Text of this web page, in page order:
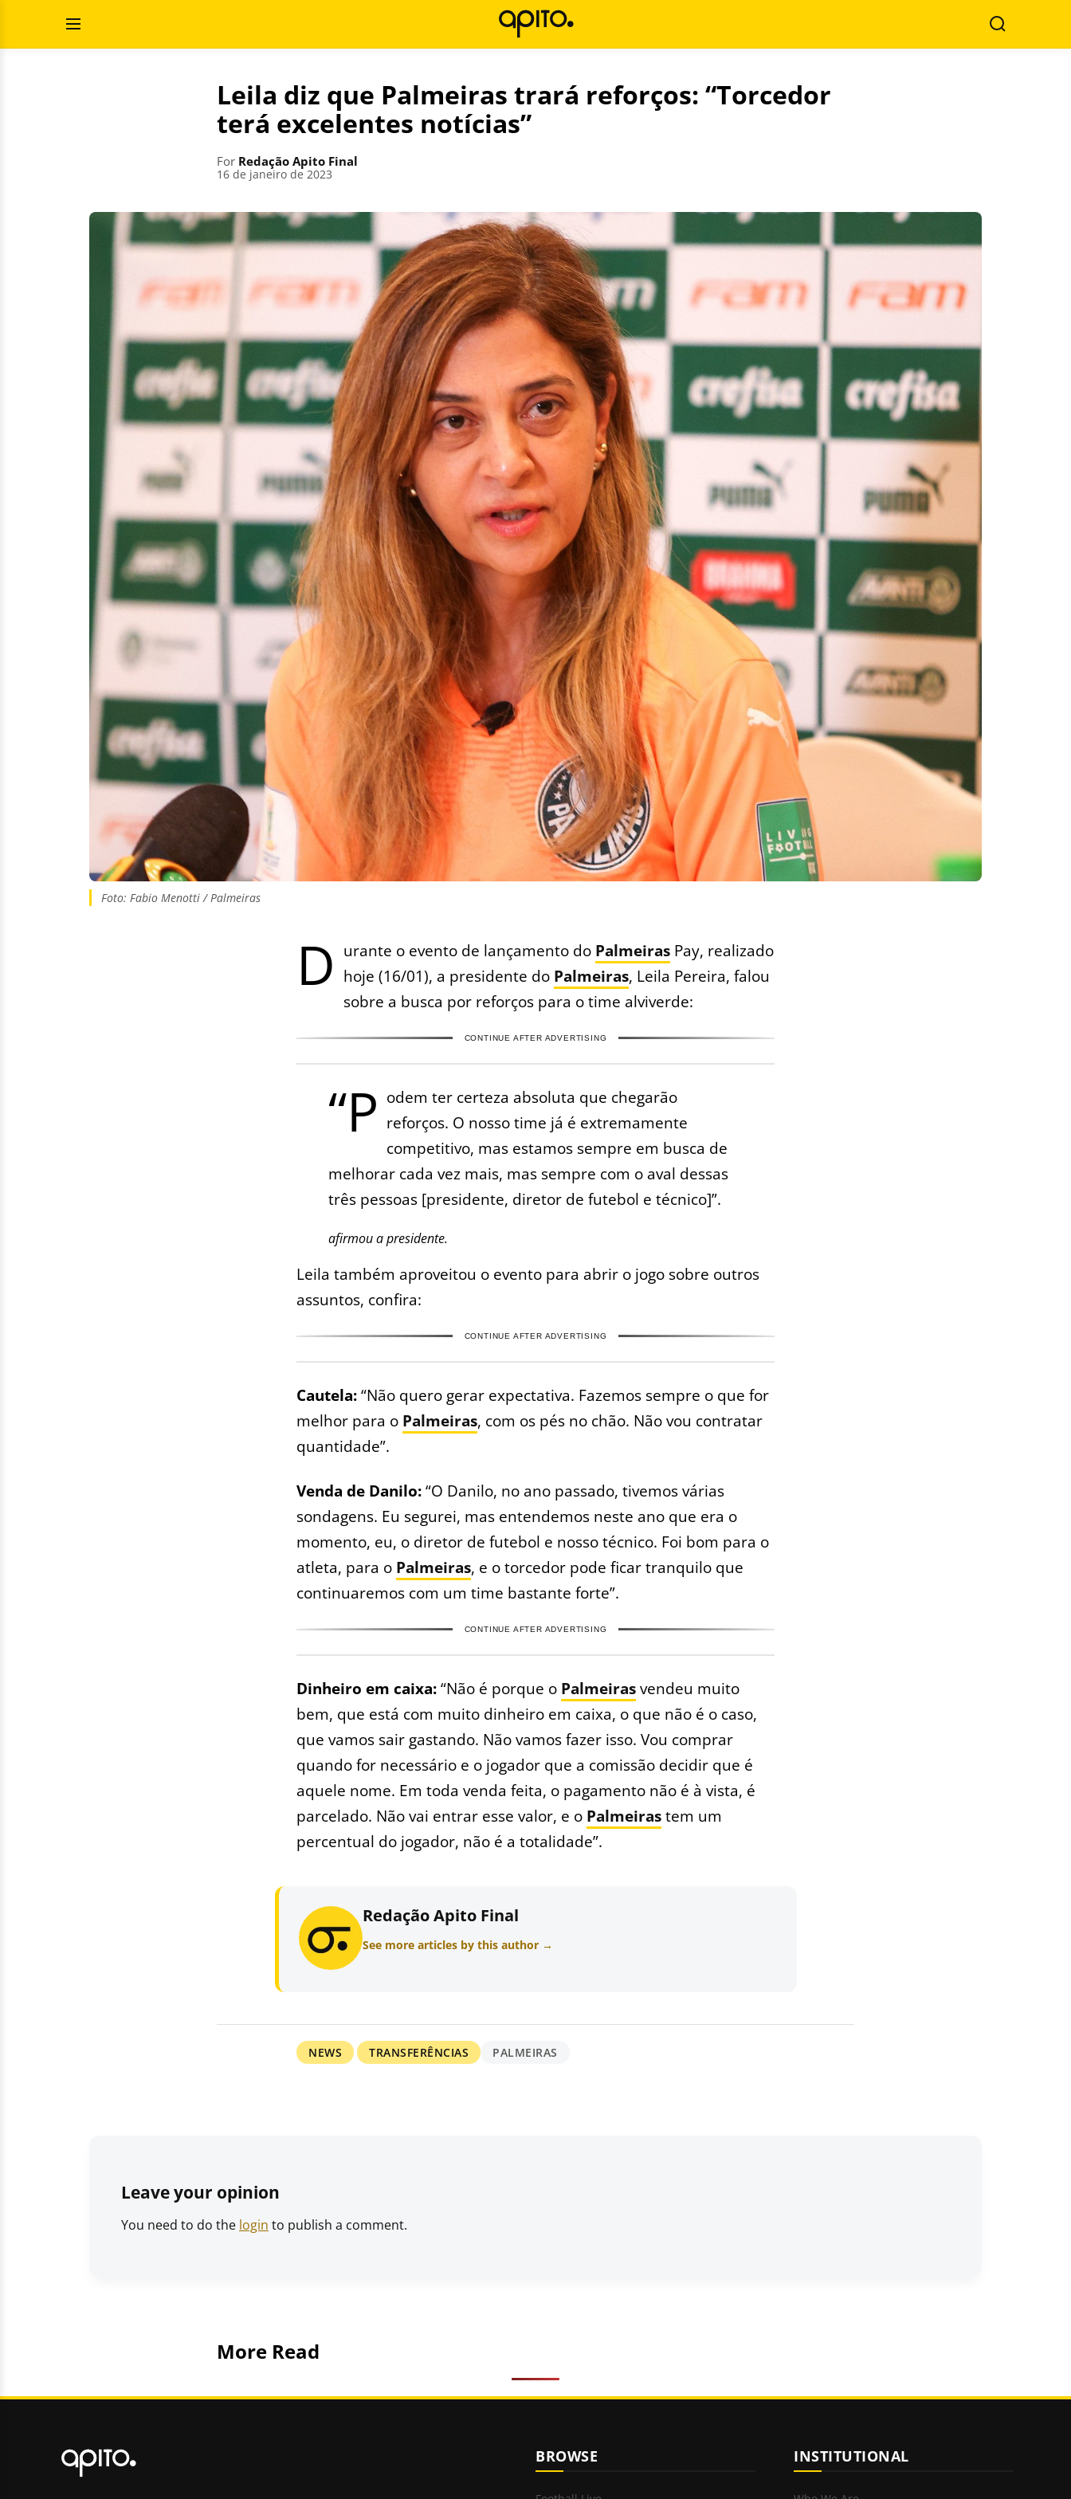
Open
Menu
Search
Leila diz que Palmeiras trará reforços: “Torcedor
terá excelentes notícias”
For Redação Apito Final
16 de janeiro de 2023
Foto: Fabio Menotti / Palmeiras
D urante o evento de lançamento do Palmeiras Pay, realizado
hoje (16/01), a presidente do Palmeiras, Leila Pereira, falou
sobre a busca por reforços para o time alviverde:
CONTINUE AFTER ADVERTISING
“P odem ter certeza absoluta que chegarão
reforços. O nosso time já é extremamente
competitivo, mas estamos sempre em busca de
melhorar cada vez mais, mas sempre com o aval dessas
três pessoas [presidente, diretor de futebol e técnico]”.
afirmou a presidente.
Leila também aproveitou o evento para abrir o jogo sobre outros
assuntos, confira:
CONTINUE AFTER ADVERTISING
Cautela:“Não quero gerar expectativa. Fazemos sempre o que for
melhor para o Palmeiras, com os pés no chão. Não vou contratar
quantidade”.
Venda de Danilo:“O Danilo, no ano passado, tivemos várias
sondagens. Eu segurei, mas entendemos neste ano que era o
momento, eu, o diretor de futebol e nosso técnico. Foi bom para o
atleta, para o Palmeiras, e o torcedor pode ficar tranquilo que
continuaremos com um time bastante forte”.
CONTINUE AFTER ADVERTISING
Dinheiro em caixa:“Não é porque o Palmeirasvendeu muito
bem, que está com muito dinheiro em caixa, o que não é o caso,
que vamos sair gastando. Não vamos fazer isso. Vou comprar
quando for necessário e o jogador que a comissão decidir que é
aquele nome. Em toda venda feita, o pagamento não é à vista, é
parcelado. Não vai entrar esse valor, e o Palmeirastem um
percentual do jogador, não é a totalidade”.
Redação Apito Final
See more articles by this author →
NEWS TRANSFERÊNCIAS PALMEIRAS
Leave your opinion
You need to do the login to publish a comment.
More Read
BROWSE INSTITUTIONAL